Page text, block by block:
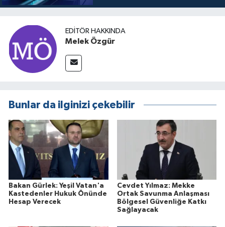
EDITÖR HAKKINDA
Melek Özgür
Bunlar da ilginizi çekebilir
Bakan Gürlek: Yeşil Vatan'a
Kastedenler Hukuk Önünde
Hesap Verecek
Cevdet Yılmaz: Mekke
Ortak Savunma Anlaşması
Bölgesel Güvenliğe Katkı
Sağlayacak